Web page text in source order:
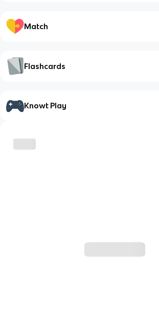
Match
Flashcards
Knowt Play